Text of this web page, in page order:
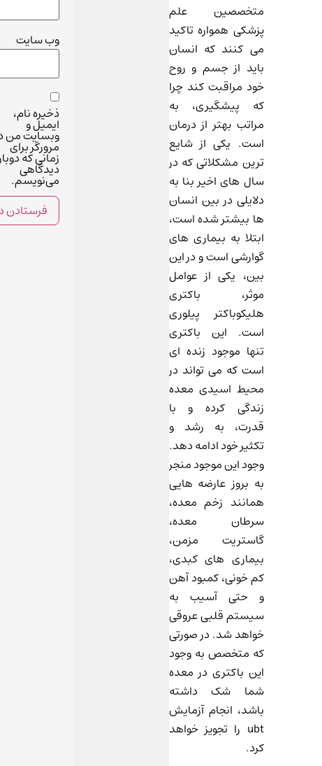
متخصصین علم
پزشکی همواره تاکید
می کنند که انسان
باید از جسم و روح
خود مراقبت کند چرا
که پیشگیری، به
مراتب بهتر از درمان
است. یکی از شایع
ترین مشکلاتی که در
سال های اخیر بنا به
دلایلی در بین انسان
ها بیشتر شده است،
ابتلا به بیماری های
گوارشی است و در این
بین، یکی از عوامل
موثر، باکتری
هلیکوباکتر پیلوری
است. این باکتری
تنها موجود زنده ای
است که می تواند در
محیط اسیدی معده
زندگی کرده و با
قدرت، به رشد و
تکثیر خود ادامه دهد.
وجود این موجود منجر
به بروز عارضه هایی
همانند زخم معده،
سرطان معده،
گاستریت مزمن،
بیماری های کبدی،
کم خونی، کمبود آهن
و حتی آسیب به
سیستم قلبی عروقی
خواهد شد. در صورتی
که متخصص به وجود
این باکتری در معده
شما شک داشته
باشد، انجام آزمایش
ubt را تجویز خواهد
کرد.
وب‌ سایت
ذخیره نام،
ایمیل و
وبسایت من
مرورگر برای
زمانی که
دیدگاهی
می‌نویسم.